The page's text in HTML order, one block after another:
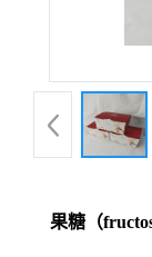
品
果糖（